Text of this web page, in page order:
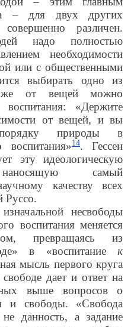
– для двух других
различен.
надо полностью
необходимости
или с общественными
выбирать одно из
же от вещей можно
«Держите
от вещей, и вы
природы в
воспитания»14. Гессен
эту идеологическую
наносящую самый
качеству всех
Руссо.
несвободы
воспитания меняется
превращаясь из
в «воспитаниек
мысль первого круга
дает и ответ на
выше вопросов о
и свободы. «Свобода
данность, а задание